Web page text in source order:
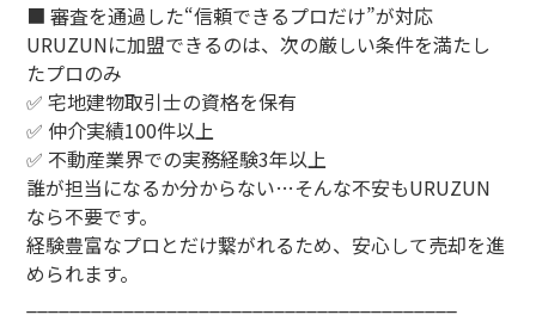
■ 審査を通過した“信頼できるプロだけ”が対応
URUZUNに加盟できるのは、次の厳しい条件を満たし
たプロのみ
✅ 宅地建物取引士の資格を保有
✅ 仲介実績100件以上
✅ 不動産業界での実務経験3年以上
誰が担当になるか分からない…そんな不安もURUZUN
なら不要です。
経験豊富なプロとだけ繋がれるため、安心して売却を進
められます。